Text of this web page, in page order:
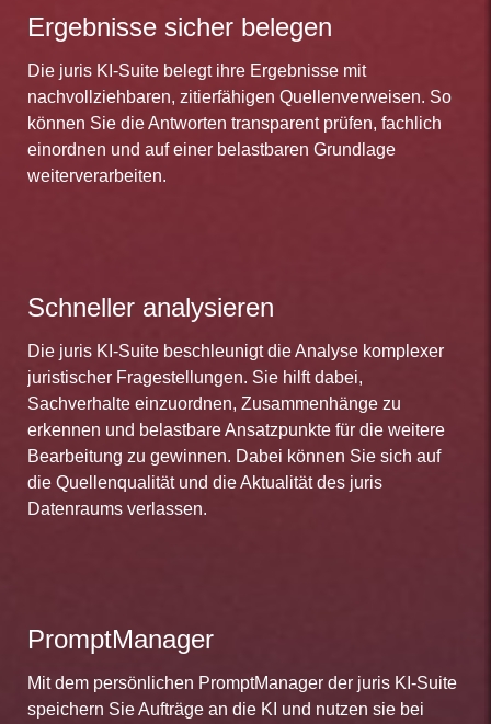
Ergebnisse sicher belegen
Die juris KI-Suite belegt ihre Ergebnisse mit
nachvollziehbaren, zitierfähigen Quellenverweisen. So
können Sie die Antworten transparent prüfen, fachlich
einordnen und auf einer belastbaren Grundlage
weiterverarbeiten.
Schneller analysieren
Die juris KI-Suite beschleunigt die Analyse komplexer
juristischer Fragestellungen. Sie hilft dabei,
Sachverhalte einzuordnen, Zusammenhänge zu
erkennen und belastbare Ansatzpunkte für die weitere
Bearbeitung zu gewinnen. Dabei können Sie sich auf
die Quellenqualität und die Aktualität des juris
Datenraums verlassen.
PromptManager
Mit dem persönlichen PromptManager der juris KI-Suite
speichern Sie Aufträge an die KI und nutzen sie bei